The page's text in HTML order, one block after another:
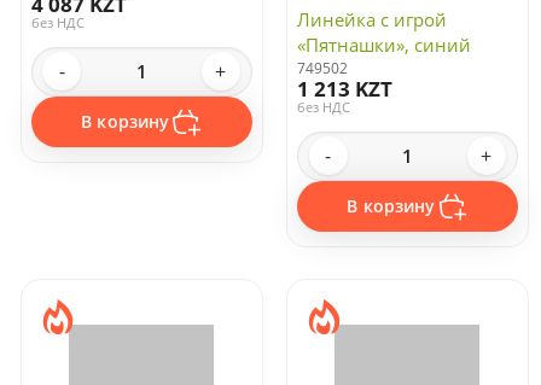
без НДС
- +
В корзину
Линейка с игрой
«Пятнашки», синий
749502
1 213 KZT
без НДС
- +
В корзину